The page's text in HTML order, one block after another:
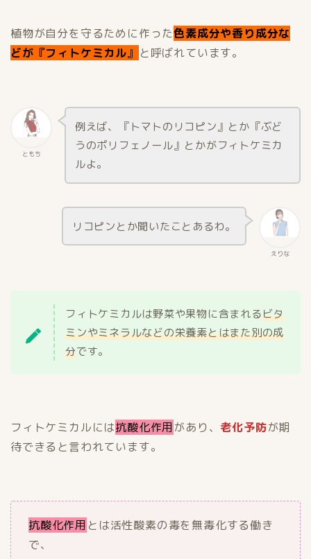
植物が自分を守るために作った色素成分や香り成分な
どが『フィトケミカル』 と呼ばれています。
ともち
例えば、『トマトのリコピン』とか『ぶど
うのポリフェノール』とかがフィトケミカ
ルよ。
えりな
リコピンとか聞いたことあるわ。
フィトケミカルは野菜や果物に含まれるビタ
ミンやミネラルなどの栄養素とはまた別の成
分です。
フィトケミカルには抗酸化作用 があり、 老化予防が期
待できると言われています。
抗酸化作用 とは活性酸素の毒を無毒化する働き
で、